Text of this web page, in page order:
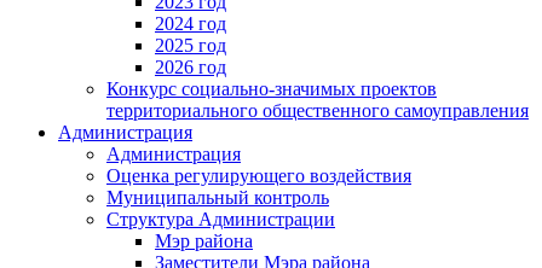
2024 год
2025 год
2026 год
Конкурс социально-значимых проектов
территориального общественного самоуправления
Администрация
Администрация
Оценка регулирующего воздействия
Муниципальный контроль
Структура Администрации
Мэр района
Заместители Мэра района